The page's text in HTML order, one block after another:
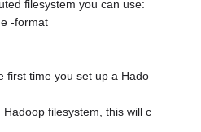
filesystem you can use:
-format
first time you set up a Hado
filesystem, this will c